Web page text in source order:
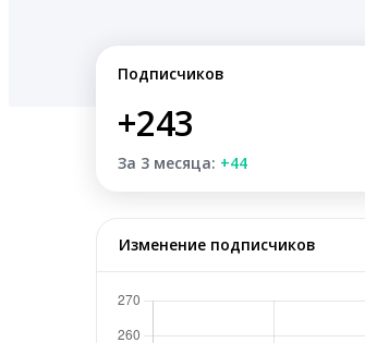
Подписчиков
+243
За 3 месяца: +44
Изменение подписчиков